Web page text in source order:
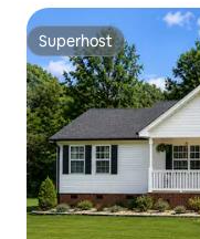
Superhost
Superhost